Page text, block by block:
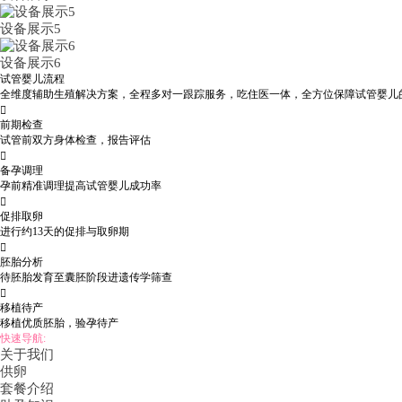
设备展示5
设备展示6
试管婴儿流程
全维度辅助生殖解决方案，全程多对一跟踪服务，吃住医一体，全方位保障试管婴儿

前期检查
试管前双方身体检查，报告评估

备孕调理
孕前精准调理提高试管婴儿成功率

促排取卵
进行约13天的促排与取卵期

胚胎分析
待胚胎发育至囊胚阶段进遗传学筛查

移植待产
移植优质胚胎，验孕待产
快速导航:
关于我们
供卵
套餐介绍